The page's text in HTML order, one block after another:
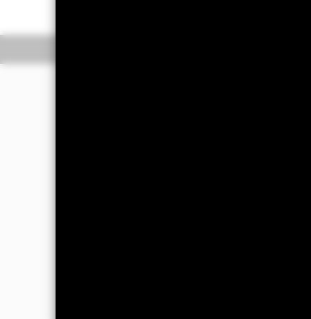
Het Fonds streeft naar een positief
Het Fonds streeft naar een
die zijn gevestigd of voornamelijk
effecten (zoals obligaties),
De aandelengerelateerde effecten
een of meer onderliggende activa).
Fonds kan, via FDI's, een
waarde van zijn activa). Op elk
om de door het gebruik van FDI's